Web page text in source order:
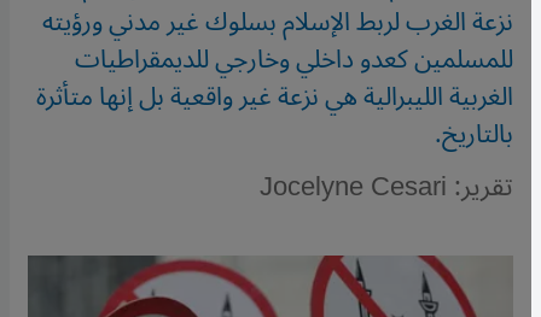
نزعة الغرب لربط الإسلام بسلوك غير مدني ورؤيته
للمسلمين كعدو داخلي وخارجي للديمقراطيات
الغربية الليبرالية هي نزعة غير واقعية بل إنها متأثرة
بالتاريخ.
تقرير: Jocelyne Cesari